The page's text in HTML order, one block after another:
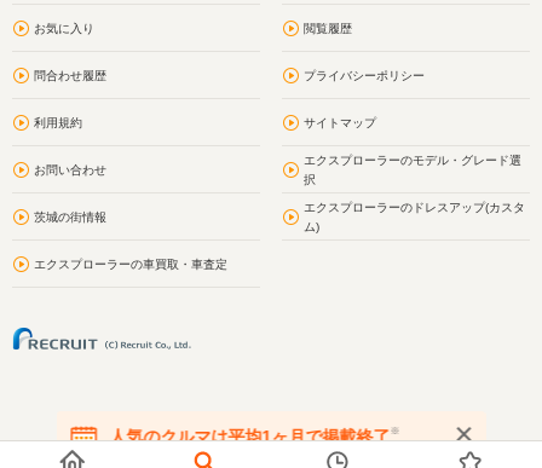
お気に入り 閲覧履歴
問合わせ履歴 プライバシーポリシー
利用規約 サイトマップ
お問い合わせ
エクスプローラーのモデル・グレード選
択
茨城の街情報
エクスプローラーのドレスアップ(カスタ
ム)
エクスプローラーの車買取・車査定
人気のクルマは平均1ヶ月で掲載終了※
在庫が無くなる前にお問い合わせください